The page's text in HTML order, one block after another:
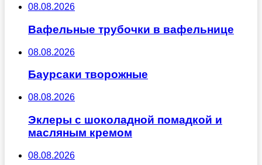
08.08.2026
Вафельные трубочки в вафельнице
08.08.2026
Баурсаки творожные
08.08.2026
Эклеры с шоколадной помадкой и
масляным кремом
08.08.2026